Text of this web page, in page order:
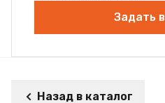
Задать
Назад в каталог